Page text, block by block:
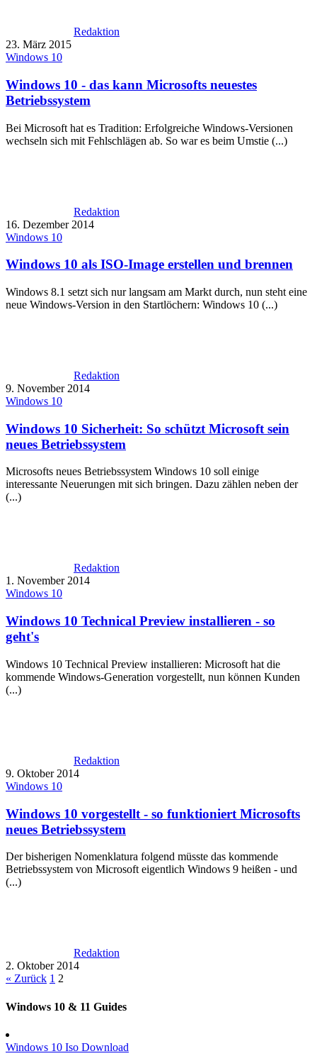
Redaktion
23. März 2015
Windows 10
Windows 10 - das kann Microsofts neuestes
Betriebssystem
Bei Microsoft hat es Tradition: Erfolgreiche Windows-Versionen
wechseln sich mit Fehlschlägen ab. So war es beim Umstie (...)
Redaktion
16. Dezember 2014
Windows 10
Windows 10 als ISO-Image erstellen und brennen
Windows 8.1 setzt sich nur langsam am Markt durch, nun steht eine
neue Windows-Version in den Startlöchern: Windows 10 (...)
Redaktion
9. November 2014
Windows 10
Windows 10 Sicherheit: So schützt Microsoft sein
neues Betriebssystem
Microsofts neues Betriebssystem Windows 10 soll einige
interessante Neuerungen mit sich bringen. Dazu zählen neben der
(...)
Redaktion
1. November 2014
Windows 10
Windows 10 Technical Preview installieren - so
geht's
Windows 10 Technical Preview installieren: Microsoft hat die
kommende Windows-Generation vorgestellt, nun können Kunden
(...)
Redaktion
9. Oktober 2014
Windows 10
Windows 10 vorgestellt - so funktioniert Microsofts
neues Betriebssystem
Der bisherigen Nomenklatura folgend müsste das kommende
Betriebssystem von Microsoft eigentlich Windows 9 heißen - und
(...)
Redaktion
2. Oktober 2014
« Zurück 1 2
Windows 10 & 11 Guides
Windows 10 Iso Download